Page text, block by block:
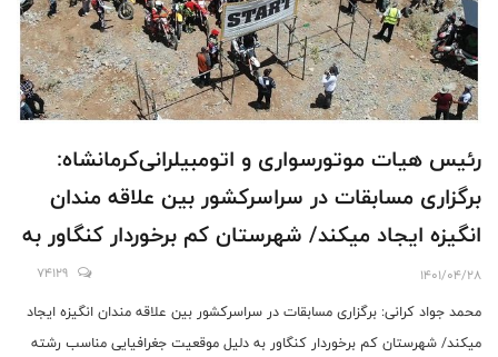
رئیس هیات موتورسواری و اتومبیلرانی‌کرمانشاه:
برگزاری مسابقات در سراسرکشور بین علاقه مندان
انگیزه ایجاد میکند/ شهرستان کم برخوردار کنگاور به
دلیل موقعیت جغرافیایی مناسب رشته اندرو برای
میزبانی انتخاب شد
1401/04/28
74129
محمد جواد کرانی: برگزاری مسابقات در سراسرکشور بین علاقه مندان انگیزه ایجاد
میکند/ شهرستان کم برخوردار کنگاور به دلیل موقعیت جغرافیایی مناسب رشته